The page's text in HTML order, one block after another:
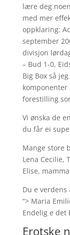
lære deg
med mer
oppklaring:
september
divisjon
– Bud 1-0,
Big Box så
komponenter
forestilling
Vi ønska de
du får ei
Mange store
Lena Cecilie,
Elise,
Du e verdens
“> Maria
Endelig e det
Erotske